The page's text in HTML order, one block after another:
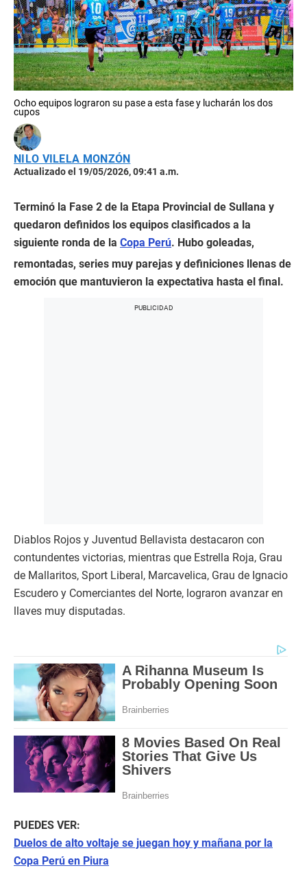
Ocho equipos lograron su pase a esta fase y lucharán los dos
cupos
NILO VILELA MONZÓN
Actualizado el 19/05/2026, 09:41 a.m.
Terminó la Fase 2 de la Etapa Provincial de Sullana y
quedaron definidos los equipos clasificados a la
siguiente ronda de la Copa Perú. Hubo goleadas,
remontadas, series muy parejas y definiciones llenas de
emoción que mantuvieron la expectativa hasta el final.
Diablos Rojos y Juventud Bellavista destacaron con
contundentes victorias, mientras que Estrella Roja, Grau
de Mallaritos, Sport Liberal, Marcavelica, Grau de Ignacio
Escudero y Comerciantes del Norte, lograron avanzar en
llaves muy disputadas.
PUEDES VER:
Duelos de alto voltaje se juegan hoy y mañana por la
Copa Perú en Piura